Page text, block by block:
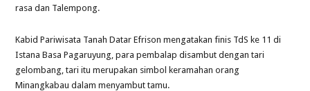
rasa dan Talempong.
Kabid Pariwisata Tanah Datar Efrison mengatakan finis TdS ke 11 di
Istana Basa Pagaruyung, para pembalap disambut dengan tari
gelombang, tari itu merupakan simbol keramahan orang
Minangkabau dalam menyambut tamu.